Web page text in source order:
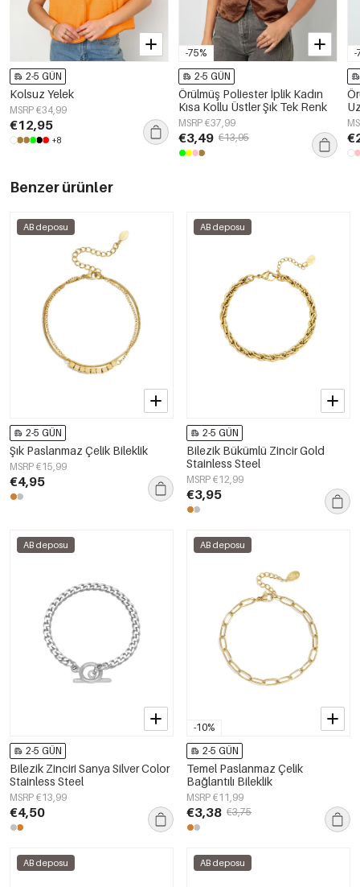
2-5 GÜN
Kolsuz Yelek
MSRP €34,99
€12,95
+8
-75%
2-5 GÜN
Örülmüş Poliester İplik Kadın
Kısa Kollu Üstler Şık Tek Renk
MSRP €37,99
€3,49 €13,95
-
Benzer ürünler
AB deposu
2-5 GÜN
Şık Paslanmaz Çelik Bileklik
MSRP €15,99
€4,95
AB deposu
2-5 GÜN
Bilezik Bükümlü Zincir Gold
Stainless Steel
MSRP €12,99
€3,95
AB deposu
2-5 GÜN
Bilezik Zinciri Sanya Silver Color
Stainless Steel
MSRP €13,99
€4,50
-10%
AB deposu
2-5 GÜN
Temel Paslanmaz Çelik
Bağlantılı Bileklik
MSRP €11,99
€3,38 €3,75
AB deposu AB deposu